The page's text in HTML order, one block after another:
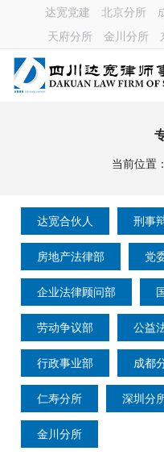
达宽党建 北京分所
天府分所
金川分所
当前位置：
达宽合伙人 刑事
房地产法律部 党
企业法律顾问部
劳动争议部 公益
行政事业部 成都
仁寿分所 深圳分
金川分所